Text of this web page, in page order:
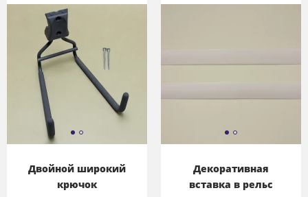
Двойной широкий
крючок
Декоративная
вставка в рельс